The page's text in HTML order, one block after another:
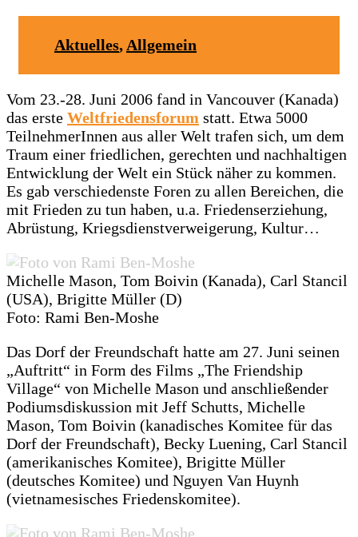
Aktuelles, Allgemein
Vom 23.-28. Juni 2006 fand in Vancouver (Kanada)
das erste Weltfriedensforum statt. Etwa 5000
TeilnehmerInnen aus aller Welt trafen sich, um dem
Traum einer friedlichen, gerechten und nachhaltigen
Entwicklung der Welt ein Stück näher zu kommen.
Es gab verschiedenste Foren zu allen Bereichen, die
mit Frieden zu tun haben, u.a. Friedenserziehung,
Abrüstung, Kriegsdienstverweigerung, Kultur…
Michelle Mason, Tom Boivin (Kanada), Carl Stancil
(USA), Brigitte Müller (D)
Foto: Rami Ben-Moshe
Das Dorf der Freundschaft hatte am 27. Juni seinen
„Auftritt“ in Form des Films „The Friendship
Village“ von Michelle Mason und anschließender
Podiumsdiskussion mit Jeff Schutts, Michelle
Mason, Tom Boivin (kanadisches Komitee für das
Dorf der Freundschaft), Becky Luening, Carl Stancil
(amerikanisches Komitee), Brigitte Müller
(deutsches Komitee) und Nguyen Van Huynh
(vietnamesisches Friedenskomitee).